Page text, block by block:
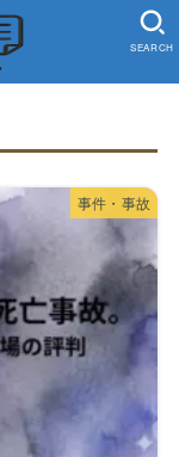
SEARCH
事件・事故